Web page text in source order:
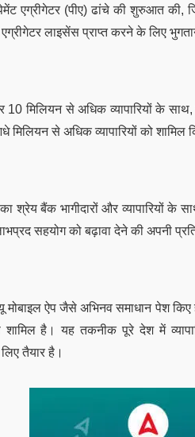
एग्रीगेटर (पीए) ढांचे की शुरुआत की,
लाइसेंस प्राप्त करने के लिए
10 मिलियन से अधिक व्यापारियों के
मिलियन से अधिक व्यापारियों को शामिल
श्रेय बैंक भागीदारों और व्यापारियों के
सहयोग को बढ़ावा देने की अपनी
मोबाइल ऐप जैसे अभिनव समाधान पेश
शामिल है। यह तकनीक पूरे देश में
तैयार है।